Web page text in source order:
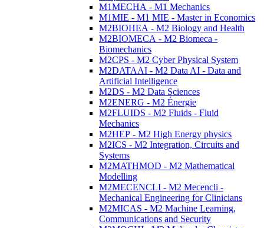
M1MECHA - M1 Mechanics
M1MIE - M1 MIE - Master in Economics
M2BIOHEA - M2 Biology and Health
M2BIOMECA - M2 Biomeca -
Biomechanics
M2CPS - M2 Cyber Physical System
M2DATAAI - M2 Data AI - Data and
Artificial Intelligence
M2DS - M2 Data Sciences
M2ENERG - M2 Énergie
M2FLUIDS - M2 Fluids - Fluid
Mechanics
M2HEP - M2 High Energy physics
M2ICS - M2 Integration, Circuits and
Systems
M2MATHMOD - M2 Mathematical
Modelling
M2MECENCLI - M2 Mecencli -
Mechanical Engineering for Clinicians
M2MICAS - M2 Machine Learning,
Communications and Security